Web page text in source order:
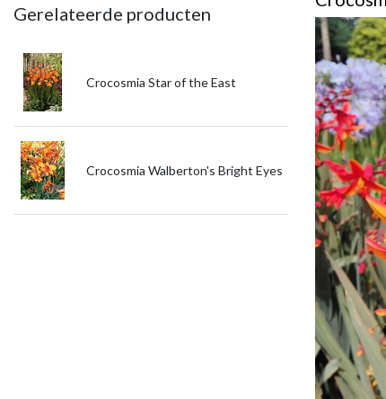
Gerelateerde producten
Crocosmia Star of the East
Crocosmia Walberton's Bright Eyes